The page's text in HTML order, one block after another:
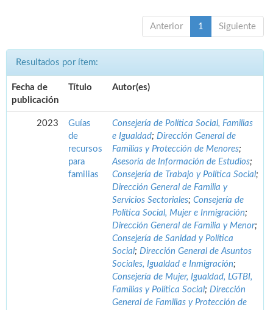
Anterior 1 Siguiente
Resultados por ítem:
Fecha de
publicación
Título Autor(es)
2023
Guías
de
recursos
para
familias
Consejería de Política Social, Familias
e Igualdad; Dirección General de
Familias y Protección de Menores;
Asesoría de Información de Estudios;
Consejería de Trabajo y Política Social;
Dirección General de Familia y
Servicios Sectoriales; Consejería de
Política Social, Mujer e Inmigración;
Dirección General de Familia y Menor;
Consejería de Sanidad y Política
Social; Dirección General de Asuntos
Sociales, Igualdad e Inmigración;
Consejería de Mujer, Igualdad, LGTBI,
Familias y Política Social; Dirección
General de Familias y Protección de